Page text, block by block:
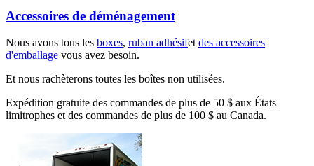
Accessoires de déménagement
Nous avons tous les boxes, ruban adhésifet des accessoires
d'emballage vous avez besoin.
Et nous rachèterons toutes les boîtes non utilisées.
Expédition gratuite des commandes de plus de 50 $ aux États
limitrophes et des commandes de plus de 100 $ au Canada.